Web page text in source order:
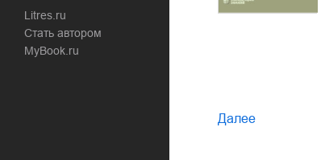
Litres.ru
Стать автором
MyBook.ru
Далее